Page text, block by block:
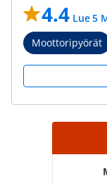
4.4 Lue 5
Moottoripyörät